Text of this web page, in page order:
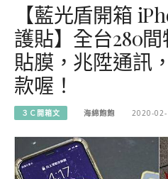
【藍光盾開箱
護貼】全台280
貼膜，兆陞通訊
款喔！
３Ｃ開箱文 海綿飽飽 2020-02-